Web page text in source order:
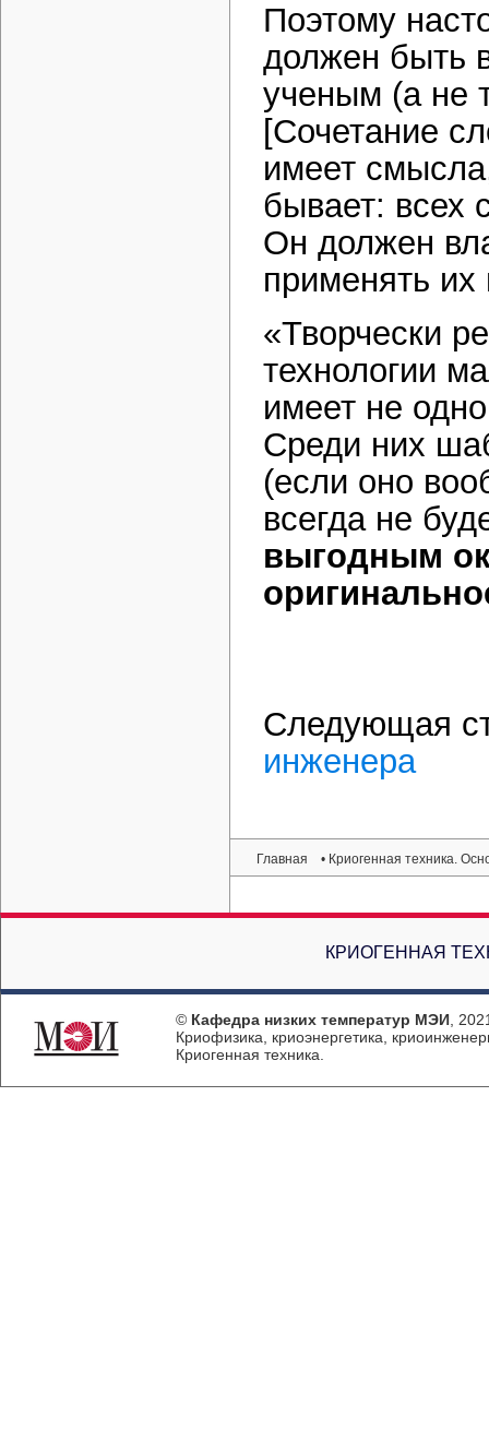
Поэтому
должен быть
ученым (а не
[Сочетание
имеет
бывает: всех
Он должен
применять их
«Творчески
технологии
имеет не
Среди них
(если оно
всегда не
выгодным
Следующая
инженера
Главная • Криогенная техника.
КРИОГЕННАЯ
© Кафедра низких температур МЭИ ,
Криофизика, криоэнергетика,
Криогенная техника.